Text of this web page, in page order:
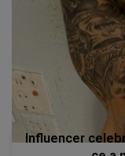
Influencer